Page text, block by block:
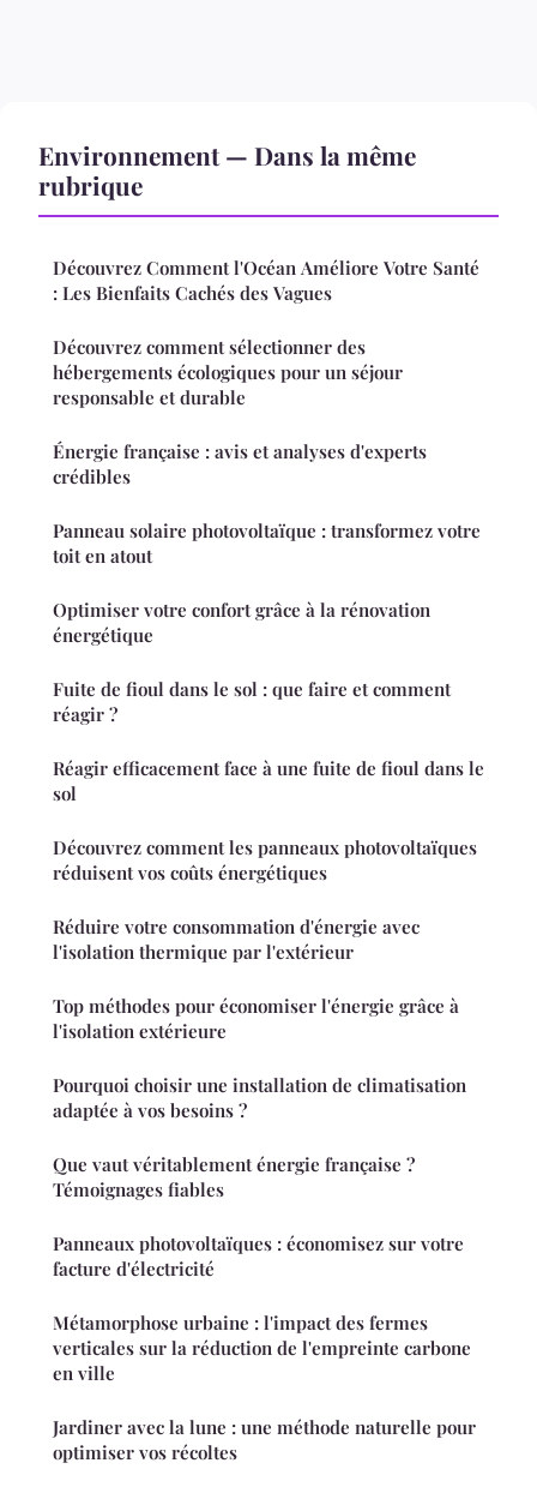
Environnement — Dans la même
rubrique
Découvrez Comment l'Océan Améliore Votre Santé
: Les Bienfaits Cachés des Vagues
Découvrez comment sélectionner des
hébergements écologiques pour un séjour
responsable et durable
Énergie française : avis et analyses d'experts
crédibles
Panneau solaire photovoltaïque : transformez votre
toit en atout
Optimiser votre confort grâce à la rénovation
énergétique
Fuite de fioul dans le sol : que faire et comment
réagir ?
Réagir efficacement face à une fuite de fioul dans le
sol
Découvrez comment les panneaux photovoltaïques
réduisent vos coûts énergétiques
Réduire votre consommation d'énergie avec
l'isolation thermique par l'extérieur
Top méthodes pour économiser l'énergie grâce à
l'isolation extérieure
Pourquoi choisir une installation de climatisation
adaptée à vos besoins ?
Que vaut véritablement énergie française ?
Témoignages fiables
Panneaux photovoltaïques : économisez sur votre
facture d'électricité
Métamorphose urbaine : l'impact des fermes
verticales sur la réduction de l'empreinte carbone
en ville
Jardiner avec la lune : une méthode naturelle pour
optimiser vos récoltes